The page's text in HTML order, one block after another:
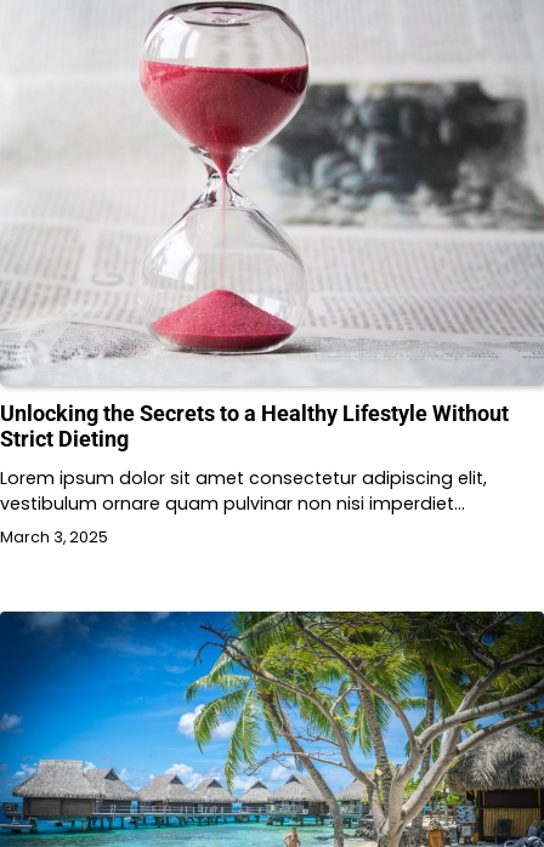
Unlocking the Secrets to a Healthy Lifestyle Without
Strict Dieting
Lorem ipsum dolor sit amet consectetur adipiscing elit,
vestibulum ornare quam pulvinar non nisi imperdiet…
March 3, 2025